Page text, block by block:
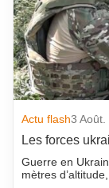
Actu flash3 Août.
Les forces
Guerre en
mètres